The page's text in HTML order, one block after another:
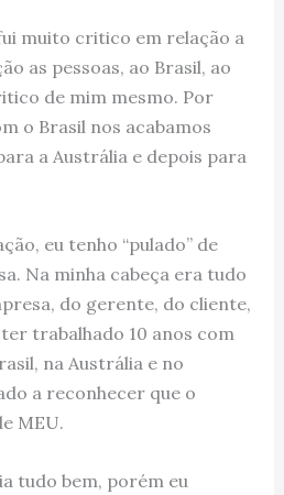
muito critico em relação a
as pessoas, ao Brasil, ao
de mim mesmo. Por
o Brasil nos acabamos
a Austrália e depois para
eu tenho “pulado” de
Na minha cabeça era tudo
do gerente, do cliente,
trabalhado 10 anos com
na Austrália e no
a reconhecer que o
MEU.
tudo bem, porém eu